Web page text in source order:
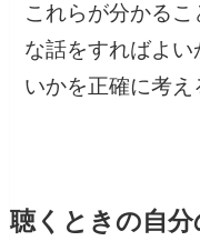
これらが分かる
な話をすればよ
いかを正確に考え
聴くときの自